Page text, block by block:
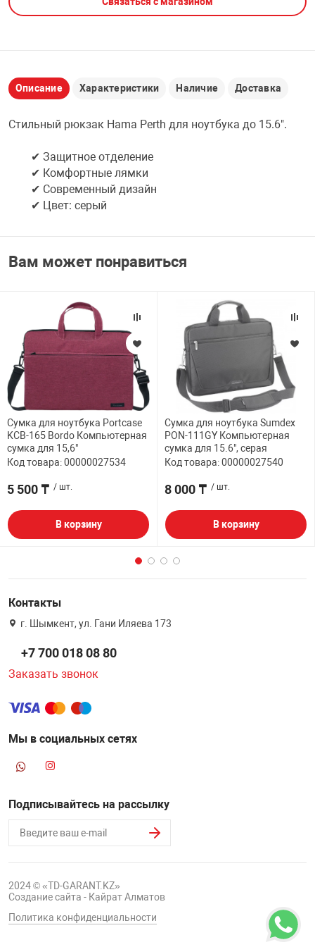
USB ХАБЫ
CARD RIDER
Описание Характеристики Наличие Доставка
Стильный рюкзак Hama Perth для ноутбука до 15.6".
✔ Защитное отделение
✔ Комфортные лямки
✔ Современный дизайн
✔ Цвет: серый
Вам может понравиться
Сумка для ноутбука Portcase
KCB-165 Bordo Компьютерная
сумка для 15,6"
Код товара: 00000027534
5 500 ₸ / шт.
В корзину
Сумка для ноутбука Sumdex
PON-111GY Компьютерная
сумка для 15.6", серая
Код товара: 00000027540
8 000 ₸ / шт.
В корзину
Контакты
г. Шымкент, ул. Гани Иляева 173
+7 700 018 08 80
Заказать звонок
Мы в социальных сетях
Подписывайтесь на рассылку
2024 © «TD-GARANT.KZ»
Создание сайта - Кайрат Алматов
Политика конфиденциальности